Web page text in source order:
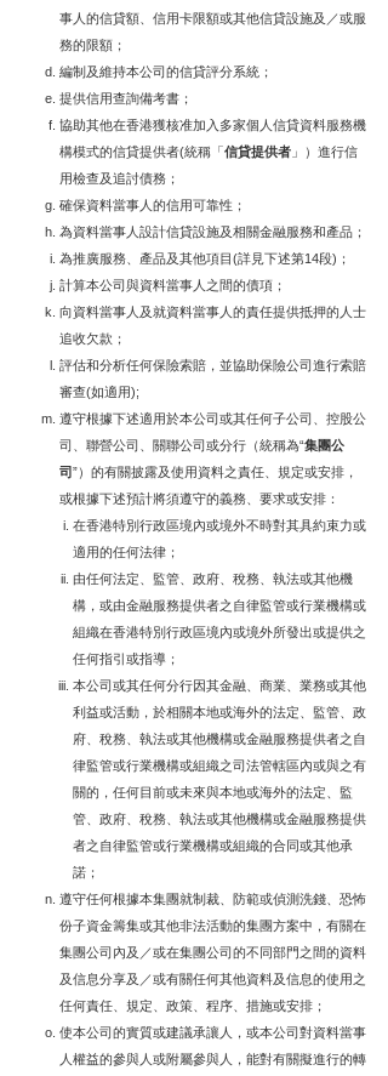
事人的信貸額、信用卡限額或其他信貸設施及／或服
務的限額；
編制及維持本公司的信貸評分系統；
提供信用查詢備考書；
協助其他在香港獲核准加入多家個人信貸資料服務機
構模式的信貸提供者(統稱「信貸提供者」）進行信
用檢查及追討債務；
確保資料當事人的信用可靠性；
為資料當事人設計信貸設施及相關金融服務和產品；
為推廣服務、產品及其他項目(詳見下述第14段)；
計算本公司與資料當事人之間的債項；
向資料當事人及就資料當事人的責任提供抵押的人士
追收欠款；
評估和分析任何保險索賠，並協助保險公司進行索賠
審查(如適用);
遵守根據下述適用於本公司或其任何子公司、控股公
司、聯營公司、關聯公司或分行（統稱為“集團公
司”）的有關披露及使用資料之責任、規定或安排，
或根據下述預計將須遵守的義務、要求或安排：
在香港特別行政區境內或境外不時對其具約束力或
適用的任何法律；
由任何法定、監管、政府、稅務、執法或其他機
構，或由金融服務提供者之自律監管或行業機構或
組織在香港特別行政區境內或境外所發出或提供之
任何指引或指導；
本公司或其任何分行因其金融、商業、業務或其他
利益或活動，於相關本地或海外的法定、監管、政
府、稅務、執法或其他機構或金融服務提供者之自
律監管或行業機構或組織之司法管轄區內或與之有
關的，任何目前或未來與本地或海外的法定、監
管、政府、稅務、執法或其他機構或金融服務提供
者之自律監管或行業機構或組織的合同或其他承
諾；
遵守任何根據本集團就制裁、防範或偵測洗錢、恐怖
份子資金籌集或其他非法活動的集團方案中，有關在
集團公司內及／或在集團公司的不同部門之間的資料
及信息分享及／或有關任何其他資料及信息的使用之
任何責任、規定、政策、程序、措施或安排；
使本公司的實質或建議承讓人，或本公司對資料當事
人權益的參與人或附屬參與人，能對有關擬進行的轉